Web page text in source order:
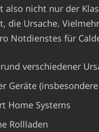
nicht nur der
die Ursache.
Notdienstes für
verschiedener
Geräte
Home Systems
Rollladen